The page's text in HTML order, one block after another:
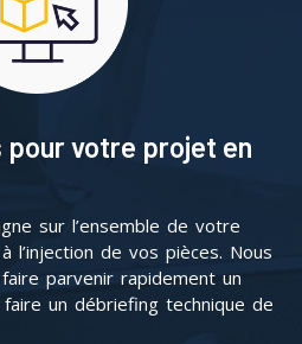
pour votre projet en
sur l’ensemble de votre
l’injection de vos pièces. Nous
parvenir rapidement un
un débriefing technique de